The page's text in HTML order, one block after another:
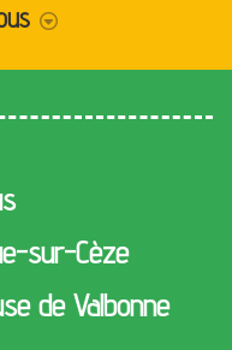
sur-Cèze
de Valbonne